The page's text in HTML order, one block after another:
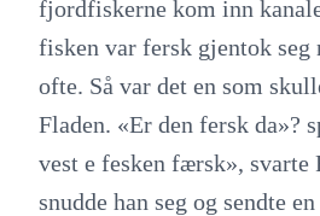
fjordfiskerne kom inn
fisken var fersk gjentok seg
ofte. Så var det en som
Fladen. «Er den fersk da»?
vest e fesken færsk», svarte
snudde han seg og sendte